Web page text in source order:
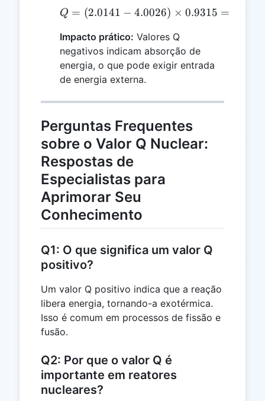
Q = (2.0141 - 4.0026)
Q = (2.0141 − 4.0026) × 0.9315 =
Impacto prático: Valores Q
negativos indicam absorção de
energia, o que pode exigir entrada
de energia externa.
Perguntas Frequentes
sobre o Valor Q Nuclear:
Respostas de
Especialistas para
Aprimorar Seu
Conhecimento
Q1: O que significa um valor Q
positivo?
Um valor Q positivo indica que a reação
libera energia, tornando-a exotérmica.
Isso é comum em processos de fissão e
fusão.
Q2: Por que o valor Q é
importante em reatores
nucleares?